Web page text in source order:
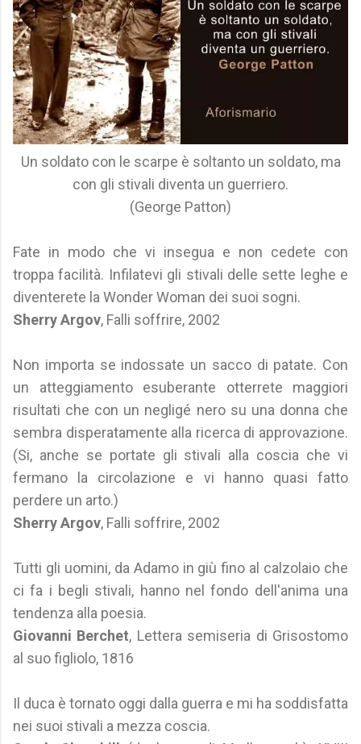
Un soldato con le scarpe è soltanto un soldato, ma
con gli stivali diventa un guerriero.
(George Patton)
Fate in modo che vi insegua e non cedete con
troppa facilità. Infilatevi gli stivali delle sette leghe e
diventerete la Wonder Woman dei suoi sogni.
Sherry Argov, Falli soffrire, 2002
Non importa se indossate un sacco di patate. Con
un atteggiamento esuberante otterrete maggiori
risultati che con un negligé nero su una donna che
sembra disperatamente alla ricerca di approvazione.
(Si, anche se portate gli stivali alla coscia che vi
fermano la circolazione e vi hanno quasi fatto
perdere un arto.)
Sherry Argov, Falli soffrire, 2002
Tutti gli uomini, da Adamo in giù fino al calzolaio che
ci fa i begli stivali, hanno nel fondo dell'anima una
tendenza alla poesia.
Giovanni Berchet, Lettera semiseria di Grisostomo
al suo figliolo, 1816
Il duca è tornato oggi dalla guerra e mi ha soddisfatta
nei suoi stivali a mezza coscia.